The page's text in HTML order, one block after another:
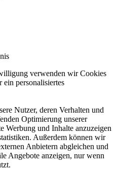
verwenden wir Cookies
personalisiertes
Nutzer, deren Verhalten und
Optimierung unserer
Werbung und Inhalte anzuzeigen
Außerdem können wir
Anbietern abgleichen und
Angebote anzeigen, nur wenn